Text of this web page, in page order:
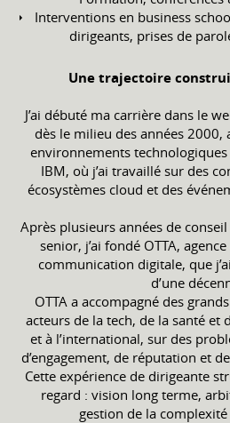
Interventions en business
dirigeants, prises de
Une trajectoire
J’ai débuté ma carrière dans le
dès le milieu des années
environnements
IBM, où j’ai travaillé sur des
écosystèmes cloud et des
Après plusieurs années de
senior, j’ai fondé OTTA,
communication digitale, que
d’une
OTTA a accompagné des
acteurs de la tech, de la santé et
et à l’international, sur des
d’engagement, de réputation et
Cette expérience de dirigeante
regard : vision long terme,
gestion de la complexité